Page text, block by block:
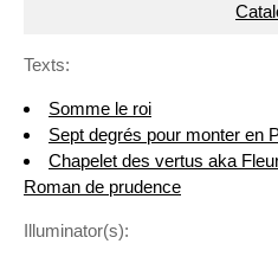
Texts:
Somme le roi
Sept degrés pour monter en
Chapelet des vertus aka
Roman de prudence
Illuminator(s):